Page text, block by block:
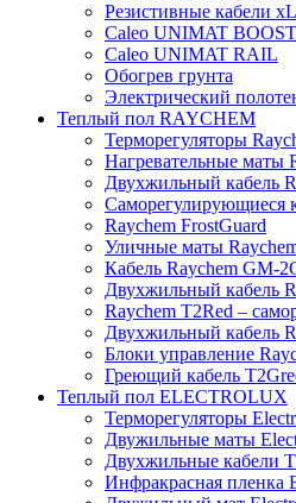
Резистивные кабели
Caleo UNIMAT BOOST
Caleo UNIMAT RAIL
Обогрев грунта
Электрический
Теплый пол RAYCHEM
Терморегуляторы
Нагревательные маты
Двухжильный кабель
Саморегулирующиеся
Raychem FrostGuard
Уличные маты
Кабель Raychem GM-
Двухжильный кабель
Raychem T2Red –
Двухжильный кабель
Блоки управление
Греющий кабель
Теплый пол ELECTROLUX
Терморегуляторы
Двужильные маты
Двухжильные кабели
Инфракрасная пленка